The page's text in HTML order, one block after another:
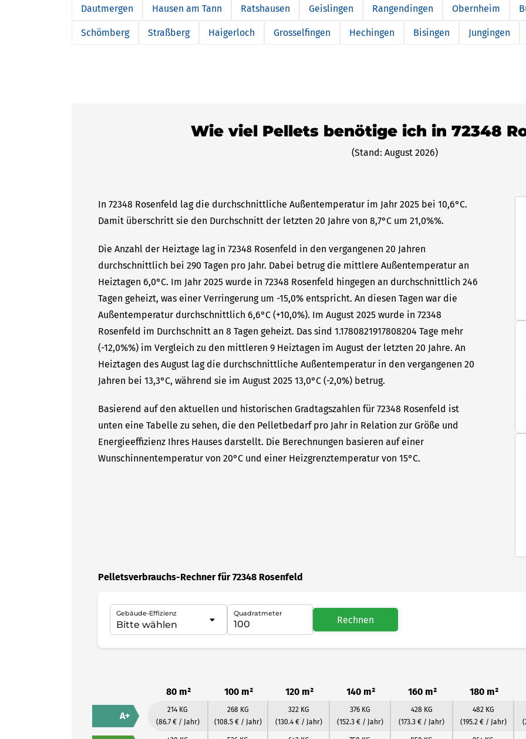
Dautmergen Hausen am Tann Ratshausen Geislingen Rangendingen Obernheim
Schömberg Straßberg Haigerloch Grosselfingen Hechingen Bisingen Jungingen
Wie viel Pellets benötige ich in 72348
(Stand: August 2026)
In 72348 Rosenfeld lag die durchschnittliche Außentemperatur im Jahr 2025 bei 10,6°C.
Damit überschritt sie den Durchschnitt der letzten 20 Jahre von 8,7°C um 21,0%%.
Die Anzahl der Heiztage lag in 72348 Rosenfeld in den vergangenen 20 Jahren
durchschnittlich bei 290 Tagen pro Jahr. Dabei betrug die mittlere Außentemperatur an
Heiztagen 6,0°C. Im Jahr 2025 wurde in 72348 Rosenfeld hingegen an durchschnittlich 246
Tagen geheizt, was einer Verringerung um -15,0% entspricht. An diesen Tagen war die
Außentemperatur durchschnittlich 6,6°C (+10,0%). Im August 2025 wurde in 72348
Rosenfeld im Durchschnitt an 8 Tagen geheizt. Das sind 1.1780821917808204 Tage mehr
(-12,0%%) im Vergleich zu den mittleren 9 Heiztagen im August der letzten 20 Jahre. An
Heiztagen des August lag die durchschnittliche Außentemperatur in den vergangenen 20
Jahren bei 13,3°C, während sie im August 2025 13,0°C (-2,0%) betrug.
Basierend auf den aktuellen und historischen Gradtagszahlen für 72348 Rosenfeld ist
unten eine Tabelle zu sehen, die den Pelletbedarf pro Jahr in Relation zur Größe und
Energieeffizienz Ihres Hauses darstellt. Die Berechnungen basieren auf einer
Wunschinnentemperatur von 20°C und einer Heizgrenztemperatur von 15°C.
Pelletsverbrauchs-Rechner für 72348 Rosenfeld
Gebäude-Effizienz Quadratmeter
Rechnen
80 m² 100 m² 120 m² 140 m² 160 m² 180 m²
A+
214 KG
(86.7 € / Jahr)
268 KG
(108.5 € / Jahr)
322 KG
(130.4 € / Jahr)
376 KG
(152.3 € / Jahr)
428 KG
(173.3 € / Jahr)
482 KG
(195.2 € / Jahr)